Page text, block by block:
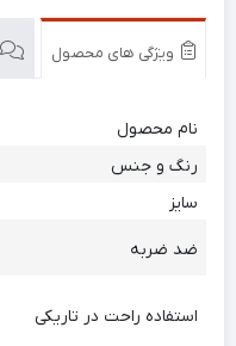
ویژگی های محصول
نام محصول
رنگ و جنس
سایز
ضد ضربه
استفاده راحت در تاریکی